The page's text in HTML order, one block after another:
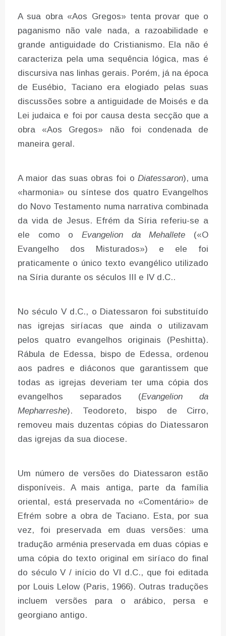
A sua obra «Aos Gregos» tenta provar que o
paganismo não vale nada, a razoabilidade e
grande antiguidade do Cristianismo. Ela não é
caracteriza pela uma sequência lógica, mas é
discursiva nas linhas gerais. Porém, já na época
de Eusébio, Taciano era elogiado pelas suas
discussões sobre a antiguidade de Moisés e da
Lei judaica e foi por causa desta secção que a
obra «Aos Gregos» não foi condenada de
maneira geral.
A maior das suas obras foi o Diatessaron), uma
«harmonia» ou síntese dos quatro Evangelhos
do Novo Testamento numa narrativa combinada
da vida de Jesus. Efrém da Síria referiu-se a
ele como o Evangelion da Mehallete («O
Evangelho dos Misturados») e ele foi
praticamente o único texto evangélico utilizado
na Síria durante os séculos III e IV d.C..
No século V d.C., o Diatessaron foi substituído
nas igrejas siríacas que ainda o utilizavam
pelos quatro evangelhos originais (Peshitta).
Rábula de Edessa, bispo de Edessa, ordenou
aos padres e diáconos que garantissem que
todas as igrejas deveriam ter uma cópia dos
evangelhos separados (Evangelion da
Mepharreshe). Teodoreto, bispo de Cirro,
removeu mais duzentas cópias do Diatessaron
das igrejas da sua diocese.
Um número de versões do Diatessaron estão
disponíveis. A mais antiga, parte da família
oriental, está preservada no «Comentário» de
Efrém sobre a obra de Taciano. Esta, por sua
vez, foi preservada em duas versões: uma
tradução arménia preservada em duas cópias e
uma cópia do texto original em siríaco do final
do século V / início do VI d.C., que foi editada
por Louis Lelow (Paris, 1966). Outras traduções
incluem versões para o arábico, persa e
georgiano antigo.